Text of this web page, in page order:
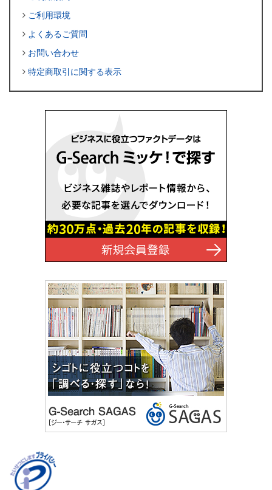
ご利用環境
よくあるご質問
お問い合わせ
特定商取引に関する表示